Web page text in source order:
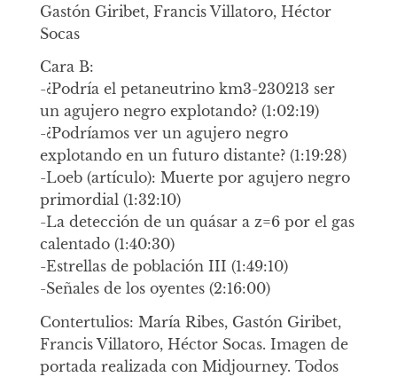
Gastón Giribet, Francis Villatoro, Héctor
Socas
Cara B:
-¿Podría el petaneutrino km3-230213 ser
un agujero negro explotando? (1:02:19)
-¿Podríamos ver un agujero negro
explotando en un futuro distante? (1:19:28)
-Loeb (artículo): Muerte por agujero negro
primordial (1:32:10)
-La detección de un quásar a z=6 por el gas
calentado (1:40:30)
-Estrellas de población III (1:49:10)
-Señales de los oyentes (2:16:00)
Contertulios: María Ribes, Gastón Giribet,
Francis Villatoro, Héctor Socas. Imagen de
portada realizada con Midjourney. Todos